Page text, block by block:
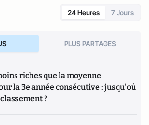
24 Heures 7 Jours
PLUS PARTAGES
riches que la moyenne
la 3e année consécutive : jusqu'où
?